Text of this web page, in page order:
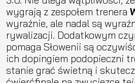
wygrają z zespołem trenera
wyraźnie, ale nadal są
rywalizacji. Dodatkowym
pomaga Słowenii są
ich dopingiem podopieczni
stanie grać świetną i